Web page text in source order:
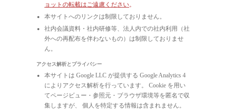
ョットの転載はご遠慮ください。
本サイトへのリンクは制限しておりません。
社内会議資料・社内研修等、法人内での社内利用（社
外への再配布を伴わないもの）は制限しておりませ
ん。
アクセス解析とプライバシー
本サイトは Google LLC が提供する Google Analytics 4
によりアクセス解析を行っています。 Cookie を用い
てページビュー・参照元・ブラウザ環境等を匿名で収
集しますが、 個人を特定する情報は含まれません。